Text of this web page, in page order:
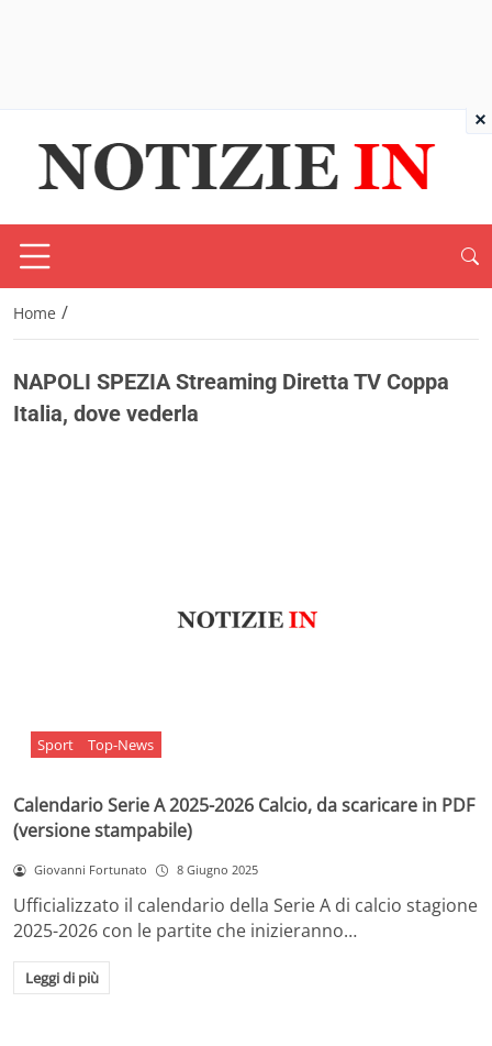
Home /
NAPOLI SPEZIA Streaming Diretta TV Coppa
Italia, dove vederla
Sport Top-News
Calendario Serie A 2025-2026 Calcio, da scaricare in PDF
(versione stampabile)
Giovanni Fortunato 8 Giugno 2025
Ufficializzato il calendario della Serie A di calcio stagione
2025-2026 con le partite che inizieranno…
Leggi di più
×